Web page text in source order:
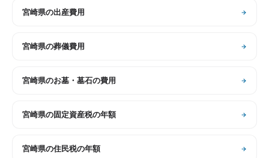
宮崎県の出産費用
宮崎県の葬儀費用
宮崎県のお墓・墓石の費用
宮崎県の固定資産税の年額
宮崎県の住民税の年額